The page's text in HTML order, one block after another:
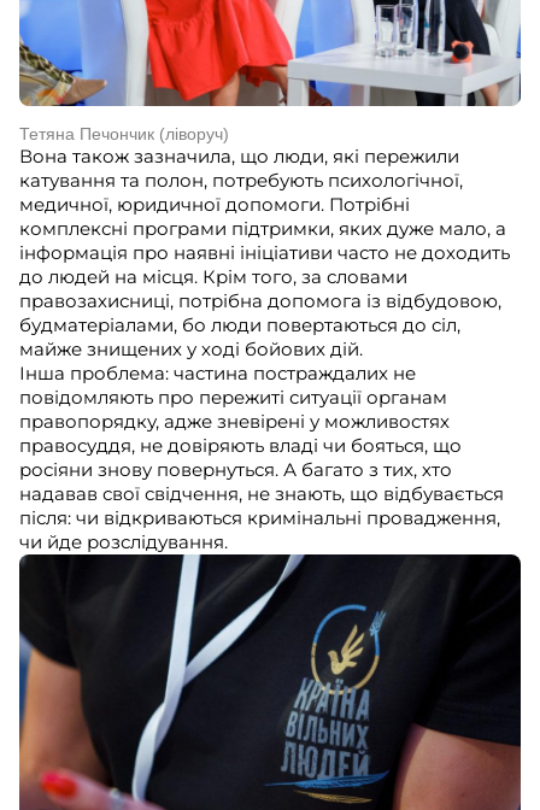
Тетяна Печончик (ліворуч)
Вона також зазначила, що люди, які пережили
катування та полон, потребують психологічної,
медичної, юридичної допомоги. Потрібні
комплексні програми підтримки, яких дуже мало, а
інформація про наявні ініціативи часто не доходить
до людей на місця. Крім того, за словами
правозахисниці, потрібна допомога із відбудовою,
будматеріалами, бо люди повертаються до сіл,
майже знищених у ході бойових дій.
Інша проблема: частина постраждалих не
повідомляють про пережиті ситуації органам
правопорядку, адже зневірені у можливостях
правосуддя, не довіряють владі чи бояться, що
росіяни знову повернуться. А багато з тих, хто
надавав свої свідчення, не знають, що відбувається
після: чи відкриваються кримінальні провадження,
чи йде розслідування.